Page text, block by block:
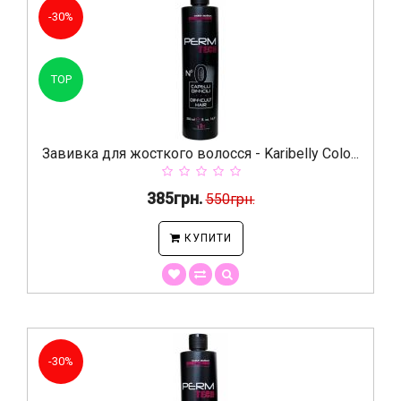
-30%
TOP
Завивка для жосткого волосся - Karibelly Colo...
385грн. 550грн.
КУПИТИ
-30%